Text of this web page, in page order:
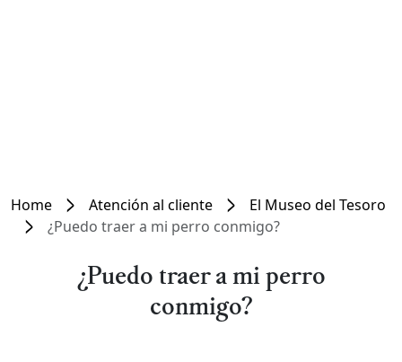
Home Atención al cliente
El Museo del Tesoro
¿Puedo traer a mi perro conmigo?
¿Puedo traer a mi perro
conmigo?